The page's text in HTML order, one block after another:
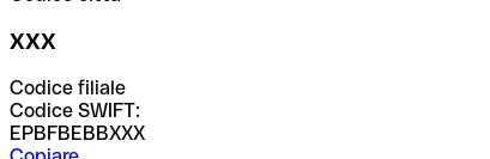
XXX
Codice filiale
Codice SWIFT:
EPBFBEBBXXX